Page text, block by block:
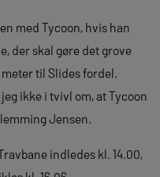
med Tycoon, hvis han
der skal gøre det grove
til Slides fordel.
ikke i tvivl om, at Tycoon
Jensen.
indledes kl. 14.00,